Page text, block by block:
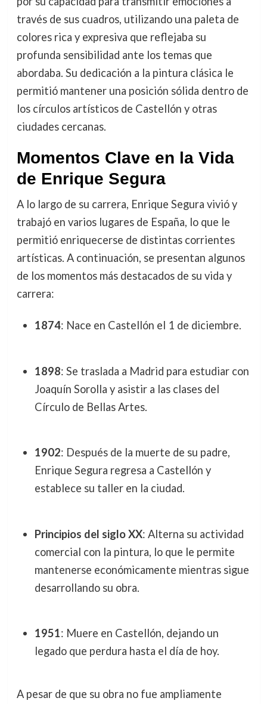
través de sus cuadros, utilizando una paleta de
colores rica y expresiva que reflejaba su
profunda sensibilidad ante los temas que
abordaba. Su dedicación a la pintura clásica le
permitió mantener una posición sólida dentro de
los círculos artísticos de Castellón y otras
ciudades cercanas.
Momentos Clave en la Vida
de Enrique Segura
A lo largo de su carrera, Enrique Segura vivió y
trabajó en varios lugares de España, lo que le
permitió enriquecerse de distintas corrientes
artísticas. A continuación, se presentan algunos
de los momentos más destacados de su vida y
carrera:
1874: Nace en Castellón el 1 de diciembre.
1898: Se traslada a Madrid para estudiar con
Joaquín Sorolla y asistir a las clases del
Círculo de Bellas Artes.
1902: Después de la muerte de su padre,
Enrique Segura regresa a Castellón y
establece su taller en la ciudad.
Principios del siglo XX: Alterna su actividad
comercial con la pintura, lo que le permite
mantenerse económicamente mientras sigue
desarrollando su obra.
1951: Muere en Castellón, dejando un
legado que perdura hasta el día de hoy.
A pesar de que su obra no fue ampliamente